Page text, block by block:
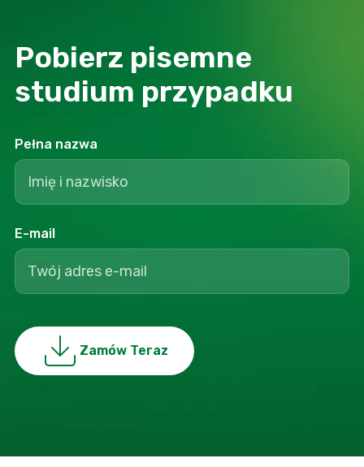
Pobierz pisemne
studium przypadku
Pełna nazwa
E-mail
Zamów Teraz